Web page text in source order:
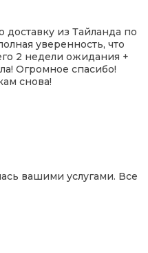
из Тайланда по
уверенность, что
2 недели ожидания +
Огромное спасибо!
снова!
вашими услугами. Все